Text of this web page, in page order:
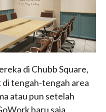
di Chubb Square,
tengah-tengah area
atau pun setelah
baru saja